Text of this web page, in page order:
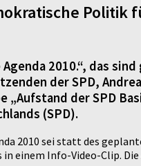
Politik
2010.“, das
der SPD,
der SPD
(SPD).
2010 sei statt des
einem Info-Video-Clip.